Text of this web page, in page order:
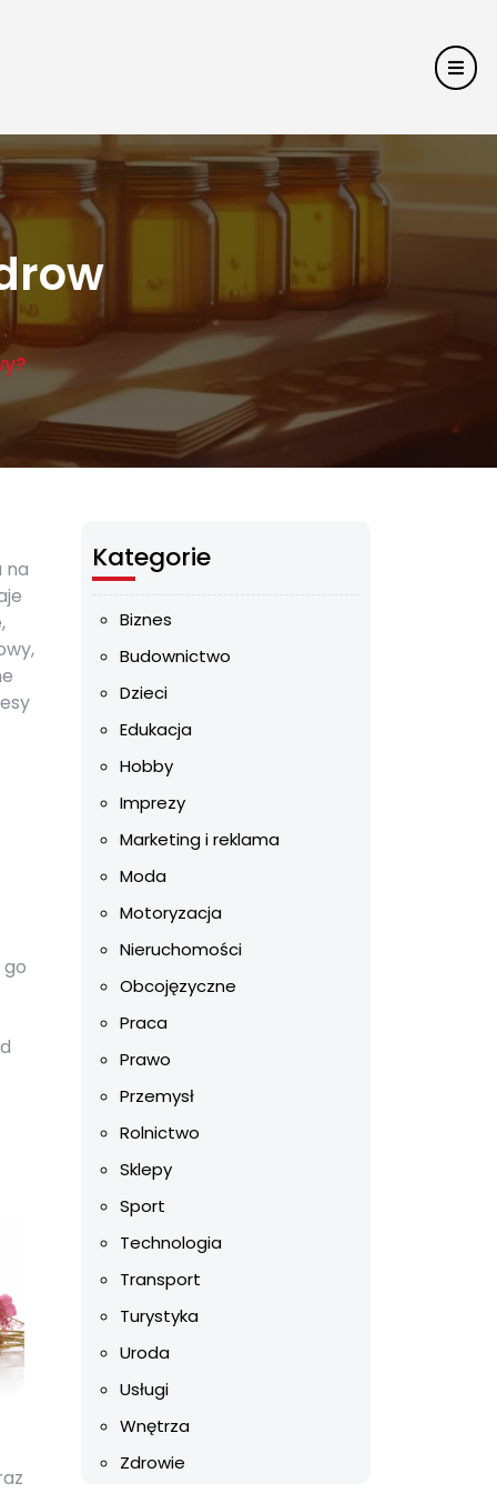
na
Kategorie
Biznes
Budownictwo
Dzieci
Edukacja
Hobby
Imprezy
Marketing i reklama
Moda
Motoryzacja
Nieruchomości
Obcojęzyczne
Praca
Prawo
Przemysł
Rolnictwo
Sklepy
Sport
Technologia
Transport
Turystyka
Uroda
Usługi
Wnętrza
Zdrowie